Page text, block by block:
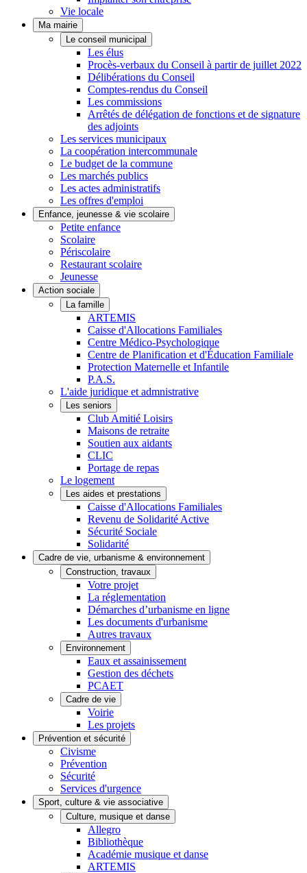
Vie locale
Ma mairie
Le conseil municipal
Les élus
Procès-verbaux du Conseil à partir de juillet 2022
Délibérations du Conseil
Comptes-rendus du Conseil
Les commissions
Arrêtés de délégation de fonctions et de signature
des adjoints
Les services municipaux
La coopération intercommunale
Le budget de la commune
Les marchés publics
Les actes administratifs
Les offres d'emploi
Enfance, jeunesse & vie scolaire
Petite enfance
Scolaire
Périscolaire
Restaurant scolaire
Jeunesse
Action sociale
La famille
ARTEMIS
Caisse d'Allocations Familiales
Centre Médico-Psychologique
Centre de Planification et d'Éducation Familiale
Protection Maternelle et Infantile
P.A.S.
L'aide juridique et admnistrative
Les seniors
Club Amitié Loisirs
Maisons de retraite
Soutien aux aidants
CLIC
Portage de repas
Le logement
Les aides et prestations
Caisse d'Allocations Familiales
Revenu de Solidarité Active
Sécurité Sociale
Solidarité
Cadre de vie, urbanisme & environnement
Construction, travaux
Votre projet
La réglementation
Démarches d’urbanisme en ligne
Les documents d'urbanisme
Autres travaux
Environnement
Eaux et assainissement
Gestion des déchets
PCAET
Cadre de vie
Voirie
Les projets
Prévention et sécurité
Civisme
Prévention
Sécurité
Services d'urgence
Sport, culture & vie associative
Culture, musique et danse
Allegro
Bibliothèque
Académie musique et danse
ARTEMIS